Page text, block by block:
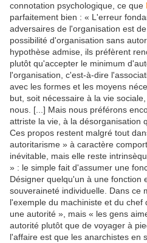
connotation psychologique, ce que
parfaitement bien : « L'erreur
adversaires de l'organisation est
possibilité d'organisation sans
hypothèse admise, ils préfèrent
plutôt qu'accepter le minimum
l'organisation, c'est-à-dire
avec les formes et les moyens
but, soit nécessaire à la vie
nous. [...] Mais nous préférons
attriste la vie, à la désorganisation
Ces propos restent malgré tout
autoritarisme » à caractère
inévitable, mais elle reste
» : le simple fait d'assumer une
Désigner quelqu'un à une fonction
souveraineté individuelle. Dans ce
l'exemple du machiniste et du
une autorité », mais « les gens
autorité plutôt que de voyager à
l'affaire est que les anarchistes en